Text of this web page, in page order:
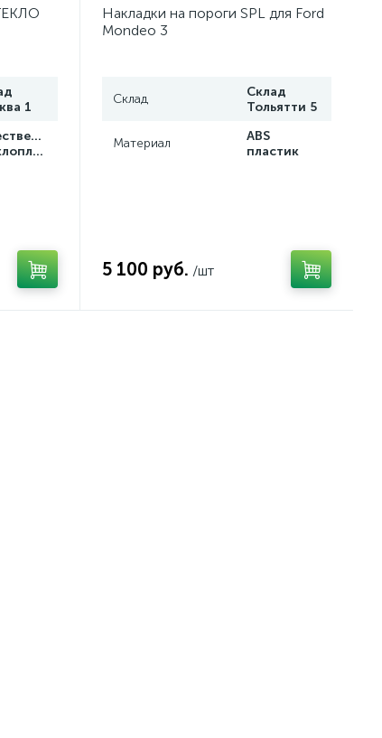
1
стеклопластик
Накладки на пороги SPL для Ford
Mondeo 3
Склад
Склад
Тольятти 5
Материал
ABS
пластик
5 100 руб. /шт